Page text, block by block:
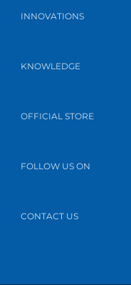
INNOVATIONS
KNOWLEDGE
OFFICIAL STORE
FOLLOW US ON
CONTACT US